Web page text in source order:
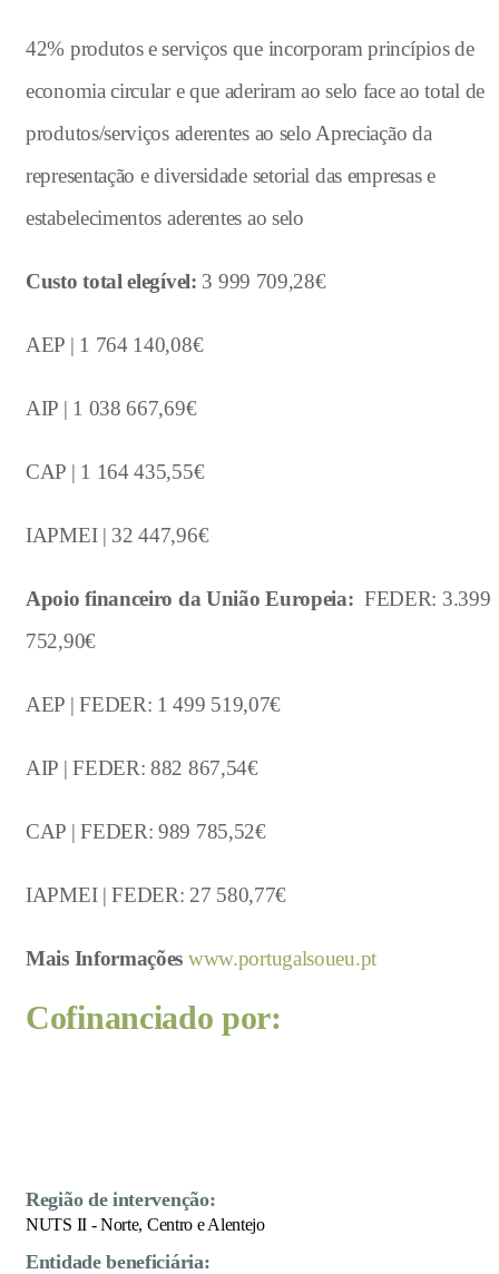
42% produtos e serviços que incorporam princípios de
economia circular e que aderiram ao selo face ao total de
produtos/serviços aderentes ao selo Apreciação da
representação e diversidade setorial das empresas e
estabelecimentos aderentes ao selo
Custo total elegível: 3 999 709,28€
AEP | 1 764 140,08€
AIP | 1 038 667,69€
CAP | 1 164 435,55€
IAPMEI | 32 447,96€
Apoio financeiro da União Europeia: FEDER: 3.399
752,90€
AEP | FEDER: 1 499 519,07€
AIP | FEDER: 882 867,54€
CAP | FEDER: 989 785,52€
IAPMEI | FEDER: 27 580,77€
Mais Informações www.portugalsoueu.pt
Cofinanciado por:
Região de intervenção:
NUTS II - Norte, Centro e Alentejo
Entidade beneficiária: